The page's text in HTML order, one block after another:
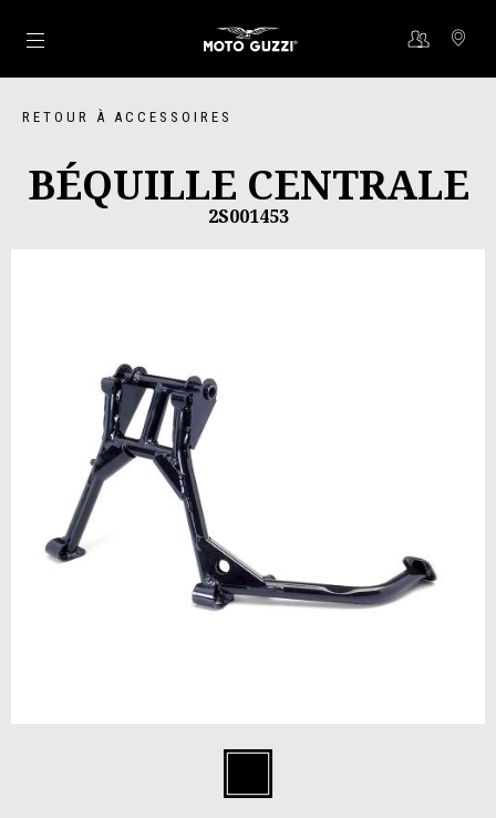
Aller au contenu principal
RETOUR À ACCESSOIRES
BÉQUILLE CENTRALE
2S001453
Noir